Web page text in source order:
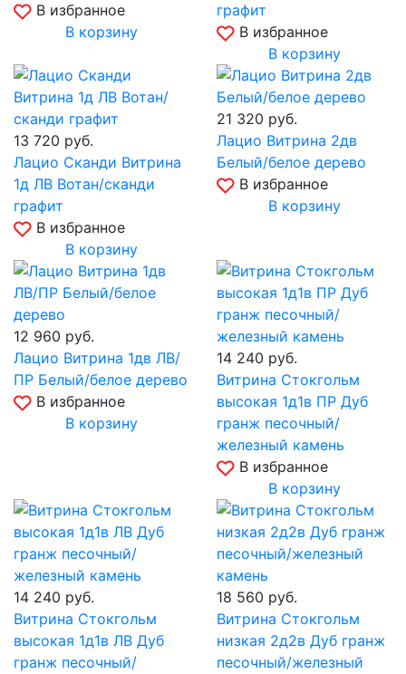
В избранное
В корзину
графит
В избранное
В корзину
13 720 руб.
Лацио Сканди Витрина
1д ЛВ Вотан/сканди
графит
В избранное
В корзину
21 320 руб.
Лацио Витрина 2дв
Белый/белое дерево
В избранное
В корзину
12 960 руб.
Лацио Витрина 1дв ЛВ/
ПР Белый/белое дерево
В избранное
В корзину
14 240 руб.
Витрина Стокгольм
высокая 1д1в ПР Дуб
гранж песочный/
железный камень
В избранное
В корзину
14 240 руб.
Витрина Стокгольм
высокая 1д1в ЛВ Дуб
гранж песочный/
18 560 руб.
Витрина Стокгольм
низкая 2д2в Дуб гранж
песочный/железный